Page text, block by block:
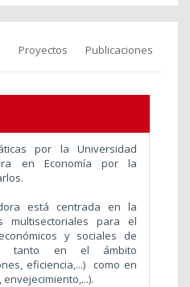
Proyectos Publicaciones
por la Universidad
en Economía por la
está centrada en la
multisectoriales para el
y sociales de
tanto en el ámbito
eficiencia,...) como en